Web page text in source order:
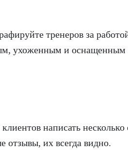
тренеров за
ухоженным и оснащенным
написать несколько
отзывы, их всегда видно.